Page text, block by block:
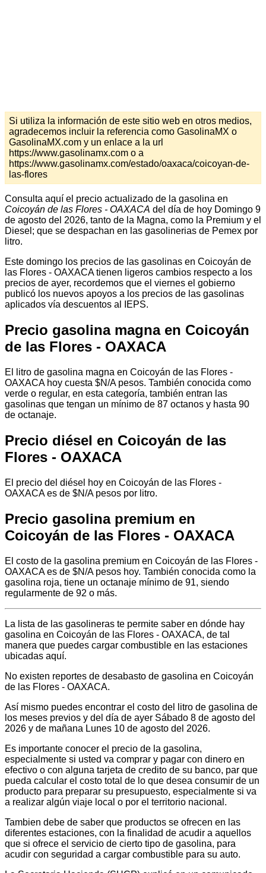
Si utiliza la información de este sitio web en otros medios,
agradecemos incluir la referencia como GasolinaMX o
GasolinaMX.com y un enlace a la url
https://www.gasolinamx.com o a
https://www.gasolinamx.com/estado/oaxaca/coicoyan-de-
las-flores
Consulta aquí el precio actualizado de la gasolina en
Coicoyán de las Flores - OAXACA del día de hoy Domingo 9
de agosto del 2026, tanto de la Magna, como la Premium y el
Diesel; que se despachan en las gasolinerias de Pemex por
litro.
Este domingo los precios de las gasolinas en Coicoyán de
las Flores - OAXACA tienen ligeros cambios respecto a los
precios de ayer, recordemos que el viernes el gobierno
publicó los nuevos apoyos a los precios de las gasolinas
aplicados vía descuentos al IEPS.
Precio gasolina magna en Coicoyán
de las Flores - OAXACA
El litro de gasolina magna en Coicoyán de las Flores -
OAXACA hoy cuesta $N/A pesos. También conocida como
verde o regular, en esta categoría, también entran las
gasolinas que tengan un mínimo de 87 octanos y hasta 90
de octanaje.
Precio diésel en Coicoyán de las
Flores - OAXACA
El precio del diésel hoy en Coicoyán de las Flores -
OAXACA es de $N/A pesos por litro.
Precio gasolina premium en
Coicoyán de las Flores - OAXACA
El costo de la gasolina premium en Coicoyán de las Flores -
OAXACA es de $N/A pesos hoy. También conocida como la
gasolina roja, tiene un octanaje mínimo de 91, siendo
regularmente de 92 o más.
La lista de las gasolineras te permite saber en dónde hay
gasolina en Coicoyán de las Flores - OAXACA, de tal
manera que puedes cargar combustible en las estaciones
ubicadas aquí.
No existen reportes de desabasto de gasolina en Coicoyán
de las Flores - OAXACA.
Así mismo puedes encontrar el costo del litro de gasolina de
los meses previos y del día de ayer Sábado 8 de agosto del
2026 y de mañana Lunes 10 de agosto del 2026.
Es importante conocer el precio de la gasolina,
especialmente si usted va comprar y pagar con dinero en
efectivo o con alguna tarjeta de credito de su banco, par que
pueda calcular el costo total de lo que desea consumir de un
producto para preparar su presupuesto, especialmente si va
a realizar algún viaje local o por el territorio nacional.
Tambien debe de saber que productos se ofrecen en las
diferentes estaciones, con la finalidad de acudir a aquellos
que si ofrece el servicio de cierto tipo de gasolina, para
acudir con seguridad a cargar combustible para su auto.